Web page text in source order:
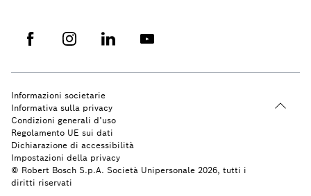
© Robert Bosch S.p.A. Società Unipersonale 2026, tutti i
diritti riservati
Informazioni societarie
Informativa sulla privacy
Condizioni generali d’uso
Regolamento UE sui dati
Dichiarazione di accessibilità
Impostazioni della privacy